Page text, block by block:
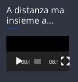
A distanza ma
insieme a…
Player
00:00 08:54